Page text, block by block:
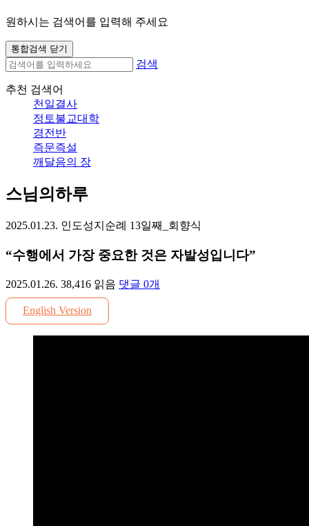
원하시는 검색어를 입력해 주세요
통합검색 닫기
검색
추천 검색어
천일결사
정토불교대학
경전반
즉문즉설
깨달음의 장
스님의하루
2025.01.23. 인도성지순례 13일째_회향식
“수행에서 가장 중요한 것은 자발성입니다”
2025.01.26. 38,416 읽음 댓글 0개
English Version